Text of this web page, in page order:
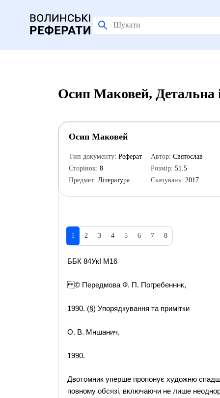
Осип Маковей, Детальна
Осип Маковей
Тип документу: Реферат
Сторінок: 8
Предмет: Література
Автор: Святослав
Розмір: 51.5
Скачувань: 2017
1 2 3 4 5 6 7 8
ББК 84УкІ М16
© Передмова Ф. П. Погребенннк,
1990. (§) Упорядкування та примітки
О. В. Мншанич,
1990.
Двотомник уперше пропонує художню
повному обсязі, включаючи не лише